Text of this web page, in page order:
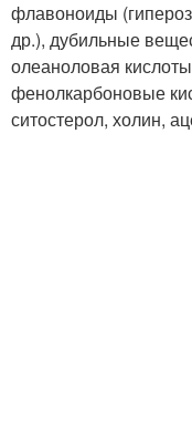
флавоноиды
др.), дубильные
олеаноловая
фенолкарбоновые
ситостерол, холин,